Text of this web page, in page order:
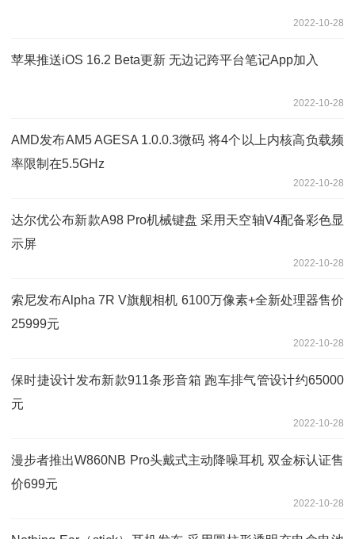
2022-10-28
苹果推送iOS 16.2 Beta更新 无边记跨平台笔记App加入
2022-10-28
AMD发布AM5 AGESA 1.0.0.3微码 将4个以上内核高负载频
率限制在5.5GHz
2022-10-28
达尔优公布新款A98 Pro机械键盘 采用天空轴V4配备彩色显
示屏
2022-10-28
索尼发布Alpha 7R V旗舰相机 6100万像素+全新处理器售价
25999元
2022-10-28
保时捷设计发布新款911条形音箱 跑车排气管设计约65000
元
2022-10-28
漫步者推出W860NB Pro头戴式主动降噪耳机 双金标认证售
价699元
2022-10-28